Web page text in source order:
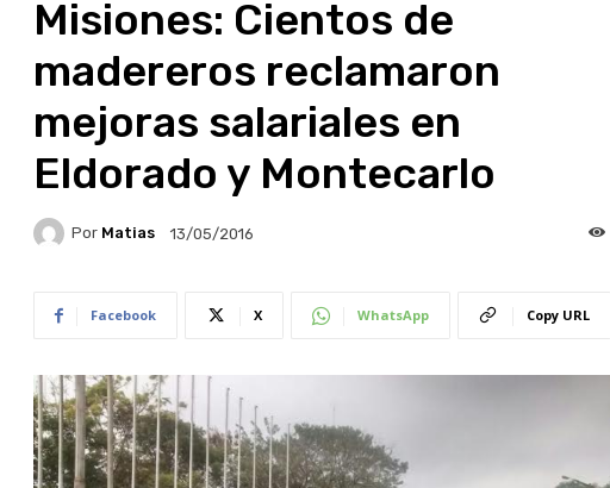
Misiones: Cientos de
madereros reclamaron
mejoras salariales en
Eldorado y Montecarlo
Por Matias 13/05/2016
Facebook X WhatsApp Copy URL